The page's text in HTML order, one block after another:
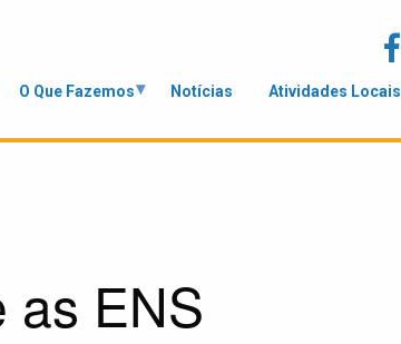
O Que Fazemos Notícias Atividades Locais
as ENS